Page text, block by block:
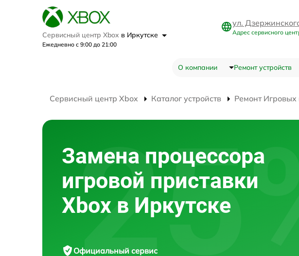
Сервисный центр Xbox в Иркутске
Ежедневно с 9:00 до 21:00
ул.
Адрес сервисного
О компании Ремонт устройств
Сервисный центр Xbox Каталог устройств Ремонт Игровых
Замена процессора
игровой приставки
Xbox в Иркутске
Официальный сервис